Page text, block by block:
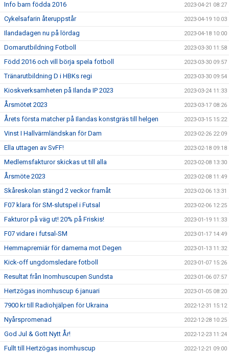
Info barn födda 2016 2023-04-21 08:27
Cykelsafarin återuppstår 2023-04-19 10:03
Ilandadagen nu på lördag 2023-04-18 10:00
Domarutbildning Fotboll 2023-03-30 11:58
Född 2016 och vill börja spela fotboll 2023-03-30 09:57
Tränarutbildning D i HBKs regi 2023-03-30 09:54
Kioskverksamheten på Ilanda IP 2023 2023-03-24 11:33
Årsmötet 2023 2023-03-17 08:26
Årets första matcher på Ilandas konstgräs till helgen 2023-03-15 15:22
Vinst I Hallvärmländskan för Dam 2023-02-26 22:09
Ella uttagen av SvFF! 2023-02-18 09:18
Medlemsfakturor skickas ut till alla 2023-02-08 13:30
Årsmöte 2023 2023-02-08 11:49
Skåreskolan stängd 2 veckor framåt 2023-02-06 13:31
F07 klara för SM-slutspel i Futsal 2023-02-06 12:25
Fakturor på väg ut! 20% på Friskis! 2023-01-19 11:33
F07 vidare i futsal-SM 2023-01-17 14:49
Hemmapremiär för damerna mot Degen 2023-01-13 11:32
Kick-off ungdomsledare fotboll 2023-01-07 15:26
Resultat från Inomhuscupen Sundsta 2023-01-06 07:57
Hertzögas inomhuscup 6 januari 2023-01-05 08:20
7900 kr till Radiohjälpen för Ukraina 2022-12-31 15:12
Nyårspromenad 2022-12-28 10:25
God Jul & Gott Nytt År! 2022-12-23 11:24
Fullt till Hertzögas inomhuscup 2022-12-21 09:00